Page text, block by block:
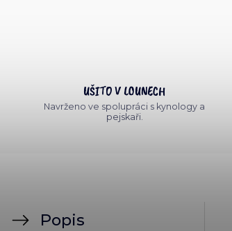
UŠITO V LOUNECH
Navrženo ve spolupráci s kynology a
pejskaři.
Popis